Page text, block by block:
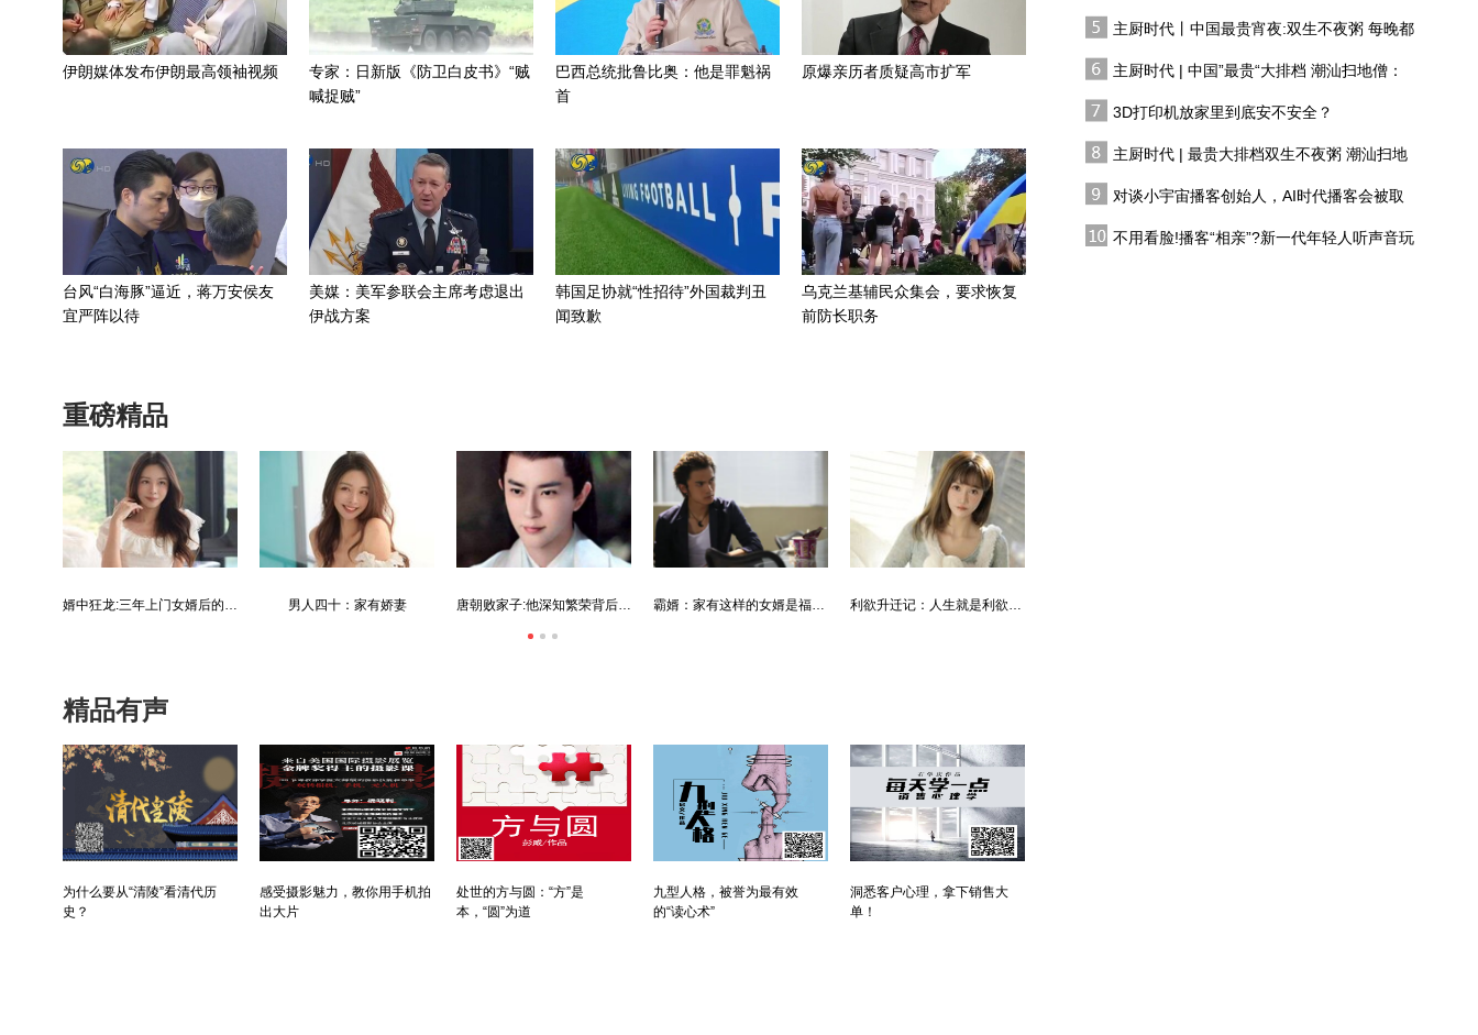
琥珀圆眼自带软萌滤镜
鬼鸮捕鼠护祁连
中国对等反制欧洲军工巨
演一次砸一次！菲律宾的
伊朗媒体发布伊朗最高领袖视频
专家：日新版《防卫白皮书》“贼
喊捉贼”
巴西总统批鲁比奥：他是罪魁祸
首
原爆亲历者质疑高市扩军
台风“白海豚”逼近，蒋万安侯友
宜严阵以待
美媒：美军参联会主席考虑退出
伊战方案
韩国足协就“性招待”外国裁判丑
闻致歉
乌克兰基辅民众集会，要求恢复
前防长职务
重磅精品
婿中狂龙:三年上门女婿后的爆发 男人四十：家有娇妻 唐朝败家子:他深知繁荣背后的危机 霸婿：家有这样的女婿是福是祸？ 利欲升迁记：人生就是利欲场，利为媒，欲为介
精品有声
为什么要从“清陵”看清代历
史？
感受摄影魅力，教你用手机拍
出大片
处世的方与圆：“方”是
本，“圆”为道
九型人格，被誉为最有效
的“读心术”
洞悉客户心理，拿下销售大
单！
主厨时代丨中国最贵宵夜:双生不夜粥 每晚都
主厨时代 | 中国”最贵“大排档 潮汕扫地僧：
3D打印机放家里到底安不安全？
主厨时代 | 最贵大排档双生不夜粥 潮汕扫地
对谈小宇宙播客创始人，AI时代播客会被取
不用看脸!播客“相亲”?新一代年轻人听声音玩